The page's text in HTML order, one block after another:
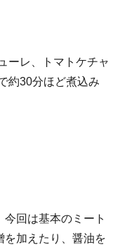
ーレ、トマトケチャ
約30分ほど煮込み
回は基本のミート
を加えたり、醤油を